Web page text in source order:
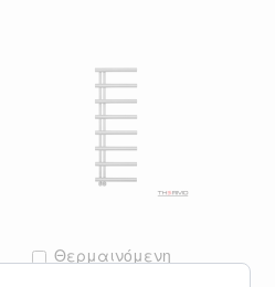
Θερμαινόμενη
Προσθήκη